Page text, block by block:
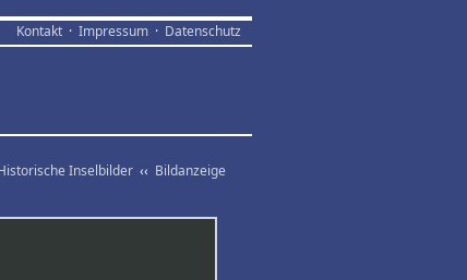
Kontakt · Impressum · Datenschutz
Inselbilder ‹‹ Bildanzeige